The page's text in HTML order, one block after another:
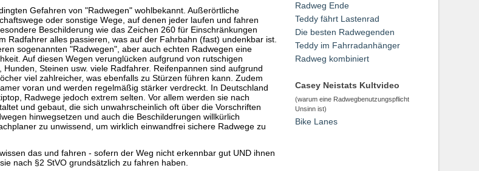
Gefahren von "Radwegen" wohlbekannt. Außerörtliche
oder sonstige Wege, auf denen jeder laufen und fahren
Beschilderung wie das Zeichen 260 für Einschränkungen
Radfahrer alles passieren, was auf der Fahrbahn (fast) undenkbar ist.
sogenannten "Radwegen", aber auch echten Radwegen eine
Auf diesen Wegen verunglücken aufgrund von rutschigen
Steinen usw. viele Radfahrer. Reifenpannen sind aufgrund
viel zahlreicher, was ebenfalls zu Stürzen führen kann. Zudem
voran und werden regelmäßig stärker verdreckt. In Deutschland
Radwege jedoch extrem selten. Vor allem werden sie nach
und gebaut, die sich unwahrscheinlich oft über die Vorschriften
hinwegsetzen und auch die Beschilderungen willkürlich
zu unwissend, um wirklich einwandfrei sichere Radwege zu
das und fahren - sofern der Weg nicht erkennbar gut UND ihnen
nach §2 StVO grundsätzlich zu fahren haben.
Radweg Ende
Teddy fährt Lastenrad
Die besten Radwegenden
Teddy im Fahrradanhänger
Radweg kombiniert
Casey Neistats Kultvideo
(warum eine Radwegbenutzungspflicht
Unsinn ist)
Bike Lanes